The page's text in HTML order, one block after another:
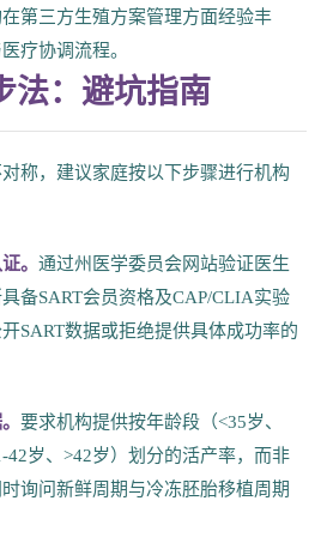
第三方生殖方案管理方面经验丰
疗协调流程。
法：避坑指南
称，建议家庭按以下步骤进行机构
。通过州医学委员会网站验证医生
备SART会员资格及CAP/CLIA实验
SART数据或拒绝提供具体成功率的
要求机构提供按年龄段（<35岁、
42岁、>42岁）划分的活产率，而非
询问新鲜周期与冷冻胚胎移植周期